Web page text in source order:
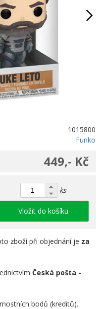
1015800
Funko
449,- Kč
ks
Vložit do košíku
zboží při objednání je za
Česká pošta -
bodů (kreditů).